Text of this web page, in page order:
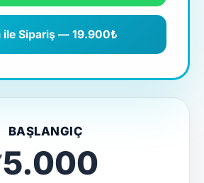
BAŞLANGIÇ
₺5.000
ile Sipariş — 19.900₺